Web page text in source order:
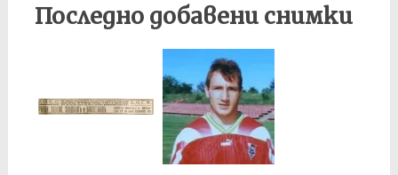
Последно добавени снимки